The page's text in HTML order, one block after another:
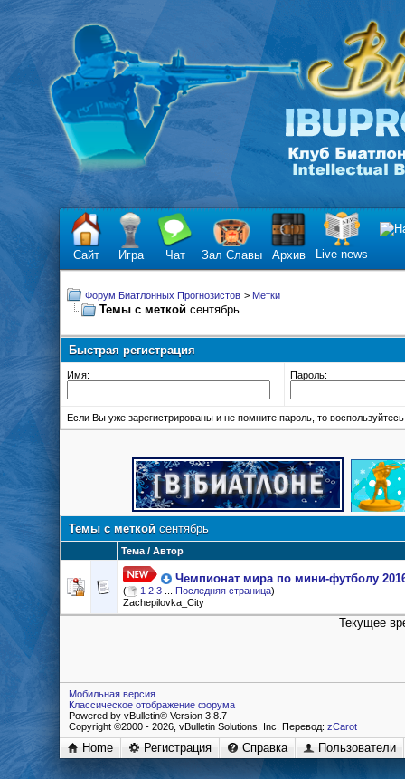
Сайт Игра Чат Зал Славы Архив Live news
Форум Биатлонных Прогнозистов > Метки
Темы с меткой сентябрь
Быстрая регистрация
Имя: Пароль:
Если Вы уже зарегистрированы и не помните пароль, то
Темы с меткой сентябрь
Тема / Автор
Чемпионат мира по мини-футболу
( 1 2 3 Последняя страница)
Zachepilovka_City
Текущее
Мобильная версия
Классическое отображение форума
Powered by vBulletin® Version 3.8.7
Copyright ©2000 - 2026, vBulletin Solutions, Inc. Перевод: zCarot
Home Регистрация Справка Пользователи